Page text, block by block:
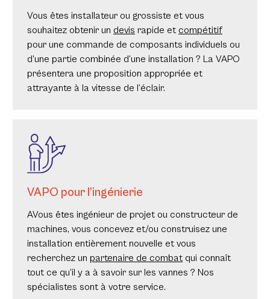
Vous êtes installateur ou grossiste et vous
souhaitez obtenir un devis rapide et compétitif
pour une commande de composants individuels ou
d’une partie combinée d’une installation ? La VAPO
présentera une proposition appropriée et
attrayante à la vitesse de l’éclair.
VAPO pour l’ingénierie
AVous êtes ingénieur de projet ou constructeur de
machines, vous concevez et/ou construisez une
installation entièrement nouvelle et vous
recherchez un partenaire de combat qui connaît
tout ce qu’il y a à savoir sur les vannes ? Nos
spécialistes sont à votre service.